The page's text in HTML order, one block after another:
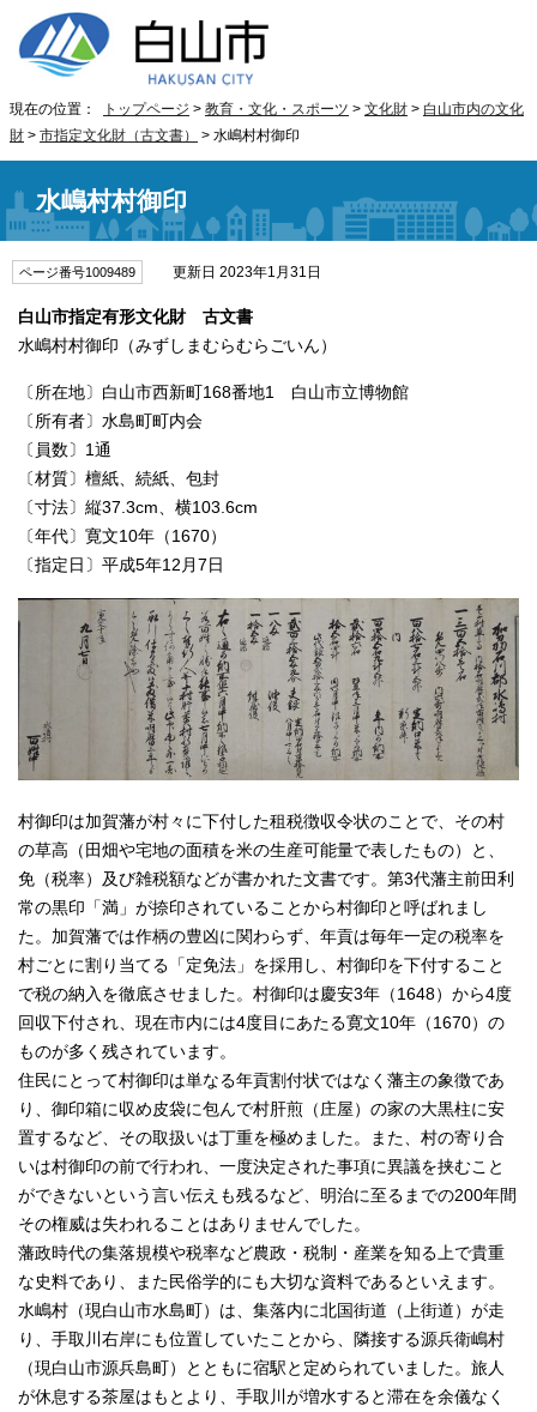
現在の位置： トップページ > 教育・文化・スポーツ > 文化財 > 白山市内の文化
財 > 市指定文化財（古文書） > 水嶋村村御印
水嶋村村御印
ページ番号1009489 更新日 2023年1月31日
白山市指定有形文化財 古文書
水嶋村村御印（みずしまむらむらごいん）
〔所在地〕白山市西新町168番地1 白山市立博物館
〔所有者〕水島町町内会
〔員数〕1通
〔材質〕檀紙、続紙、包封
〔寸法〕縦37.3cm、横103.6cm
〔年代〕寛文10年（1670）
〔指定日〕平成5年12月7日
村御印は加賀藩が村々に下付した租税徴収令状のことで、その村
の草高（田畑や宅地の面積を米の生産可能量で表したもの）と、
免（税率）及び雑税額などが書かれた文書です。第3代藩主前田利
常の黒印「満」が捺印されていることから村御印と呼ばれまし
た。加賀藩では作柄の豊凶に関わらず、年貢は毎年一定の税率を
村ごとに割り当てる「定免法」を採用し、村御印を下付すること
で税の納入を徹底させました。村御印は慶安3年（1648）から4度
回収下付され、現在市内には4度目にあたる寛文10年（1670）の
ものが多く残されています。
住民にとって村御印は単なる年貢割付状ではなく藩主の象徴であ
り、御印箱に収め皮袋に包んで村肝煎（庄屋）の家の大黒柱に安
置するなど、その取扱いは丁重を極めました。また、村の寄り合
いは村御印の前で行われ、一度決定された事項に異議を挟むこと
ができないという言い伝えも残るなど、明治に至るまでの200年間
その権威は失われることはありませんでした。
藩政時代の集落規模や税率など農政・税制・産業を知る上で貴重
な史料であり、また民俗学的にも大切な資料であるといえます。
水嶋村（現白山市水島町）は、集落内に北国街道（上街道）が走
り、手取川右岸にも位置していたことから、隣接する源兵衛嶋村
（現白山市源兵島町）とともに宿駅と定められていました。旅人
が休息する茶屋はもとより、手取川が増水すると滞在を余儀なく